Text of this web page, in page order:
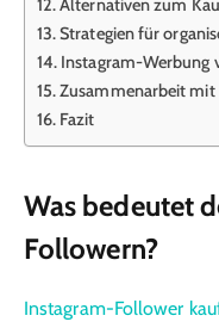
Alternativen zum
Strategien für
Instagram-Werbung
Zusammenarbeit
Fazit
Was bedeutet
Followern?
Instagram-Follower